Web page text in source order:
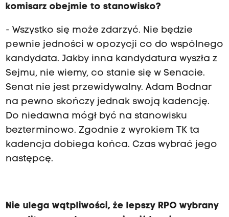
komisarz obejmie to stanowisko?
- Wszystko się może zdarzyć. Nie będzie
pewnie jedności w opozycji co do wspólnego
kandydata. Jakby inna kandydatura wyszła z
Sejmu, nie wiemy, co stanie się w Senacie.
Senat nie jest przewidywalny. Adam Bodnar
na pewno skończy jednak swoją kadencję.
Do niedawna mógł być na stanowisku
bezterminowo. Zgodnie z wyrokiem TK ta
kadencja dobiega końca. Czas wybrać jego
następcę.
Nie ulega wątpliwości, że lepszy RPO wybrany